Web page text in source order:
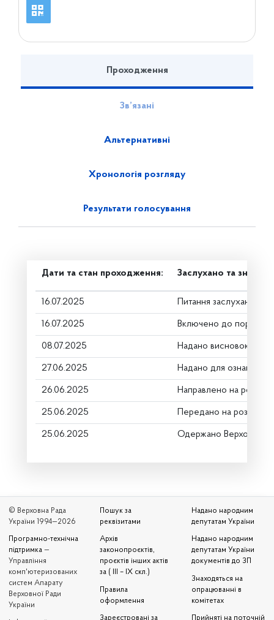
Проходження
Зв’язані
Альтернативні
Хронологія розгляду
Результати голосування
Дати та стан проходження: Заслухано та знято з
16.07.2025 Питання заслухано
16.07.2025 Включено до порядку
08.07.2025 Надано висновок
27.06.2025 Надано для
26.06.2025 Направлено на
25.06.2025 Передано на розгляд
25.06.2025 Одержано Верховною
© Верховна Рада
України 1994—2026
Програмно-технічна
підтримка —
Управління
комп'ютеризованих
систем Апарату
Верховної Ради
України
Пошук за
реквізитами
Архів
законопроєктів,
проєктів інших актів
за ( III – IX скл.)
Правила
оформлення
Зареєстровані за
Надано народним
депутатам України
Надано народним
депутатам України
документів до ЗП
Знаходяться на
опрацюванні в
комітетах
Прийняті на поточній